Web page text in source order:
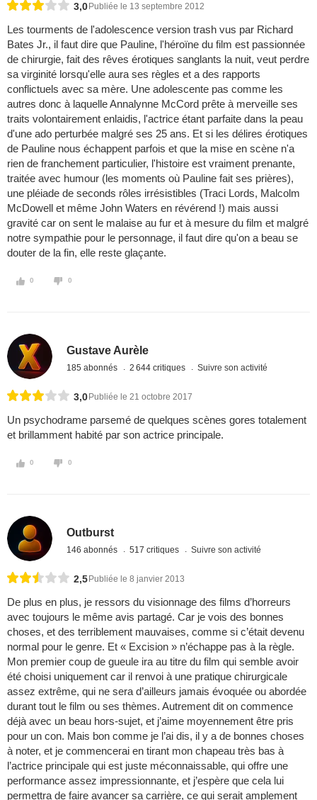
3,0 Publiée le 13 septembre 2012
Les tourments de l'adolescence version trash vus par Richard
Bates Jr., il faut dire que Pauline, l'héroïne du film est passionnée
de chirurgie, fait des rêves érotiques sanglants la nuit, veut perdre
sa virginité lorsqu'elle aura ses règles et a des rapports
conflictuels avec sa mère. Une adolescente pas comme les
autres donc à laquelle Annalynne McCord prête à merveille ses
traits volontairement enlaidis, l'actrice étant parfaite dans la peau
d'une ado perturbée malgré ses 25 ans. Et si les délires érotiques
de Pauline nous échappent parfois et que la mise en scène n'a
rien de franchement particulier, l'histoire est vraiment prenante,
traitée avec humour (les moments où Pauline fait ses prières),
une pléiade de seconds rôles irrésistibles (Traci Lords, Malcolm
McDowell et même John Waters en révérend !) mais aussi
gravité car on sent le malaise au fur et à mesure du film et malgré
notre sympathie pour le personnage, il faut dire qu'on a beau se
douter de la fin, elle reste glaçante.
0 0
Gustave Aurèle
185 abonnés 2 644 critiques Suivre son activité
3,0 Publiée le 21 octobre 2017
Un psychodrame parsemé de quelques scènes gores totalement
et brillamment habité par son actrice principale.
0 0
Outburst
146 abonnés 517 critiques Suivre son activité
2,5 Publiée le 8 janvier 2013
De plus en plus, je ressors du visionnage des films d’horreurs
avec toujours le même avis partagé. Car je vois des bonnes
choses, et des terriblement mauvaises, comme si c’était devenu
normal pour le genre. Et « Excision » n’échappe pas à la règle.
Mon premier coup de gueule ira au titre du film qui semble avoir
été choisi uniquement car il renvoi à une pratique chirurgicale
assez extrême, qui ne sera d’ailleurs jamais évoquée ou abordée
durant tout le film ou ses thèmes. Autrement dit on commence
déjà avec un beau hors-sujet, et j’aime moyennement être pris
pour un con. Mais bon comme je l’ai dis, il y a de bonnes choses
à noter, et je commencerai en tirant mon chapeau très bas à
l’actrice principale qui est juste méconnaissable, qui offre une
performance assez impressionnante, et j’espère que cela lui
permettra de faire avancer sa carrière, ce qui serait amplement